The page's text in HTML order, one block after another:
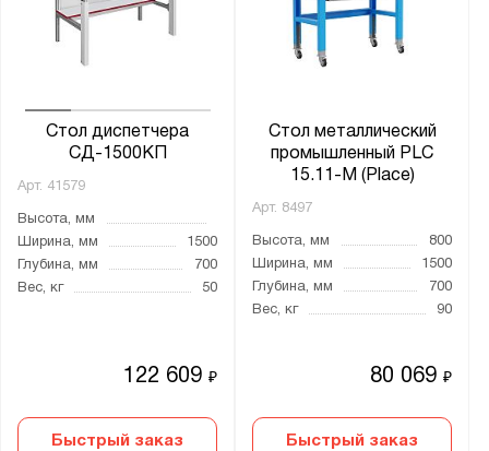
Стол диспетчера
СД-1500КП
Арт. 41579
Высота, мм
Ширина, мм
1500
Глубина, мм
700
Вес, кг
50
122 609₽
Быстрый заказ
Стол металлический
промышленный PLC
15.11-М (Place)
Арт. 8497
Высота, мм
800
Ширина, мм
1500
Глубина, мм
700
Вес, кг
90
80 069₽
Быстрый заказ